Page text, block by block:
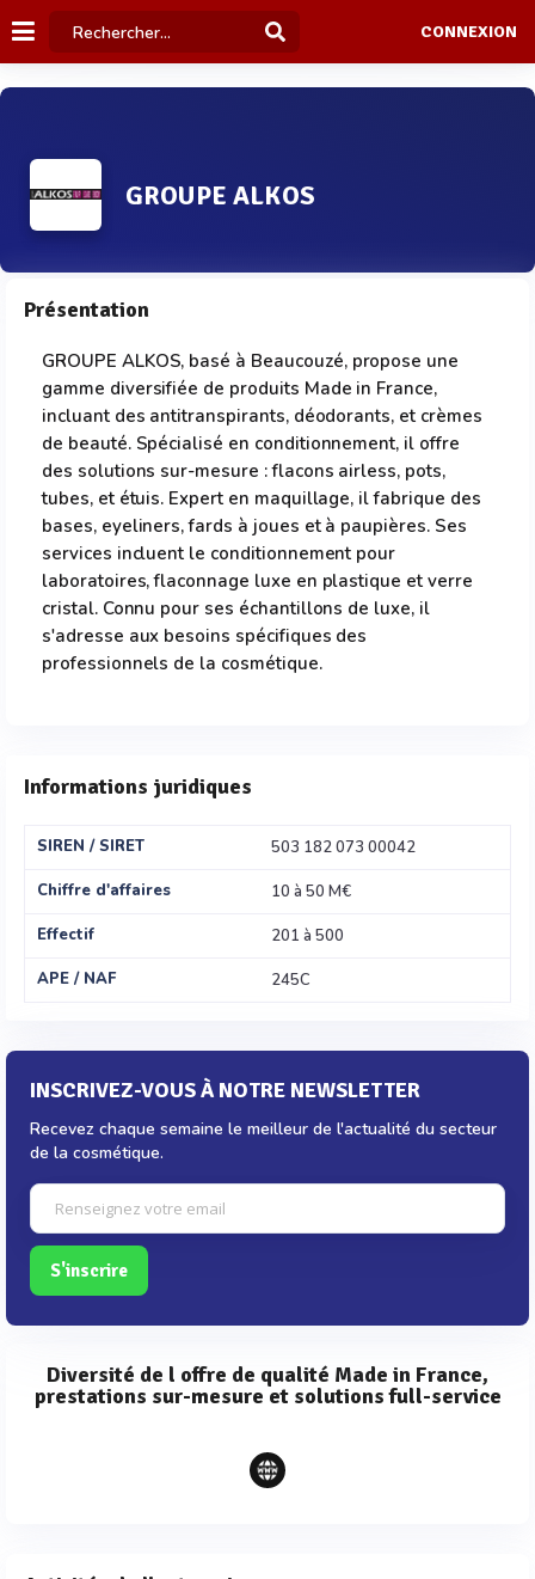
CONNEXION
GROUPE ALKOS
Présentation
GROUPE ALKOS, basé à Beaucouzé, propose une
gamme diversifiée de produits Made in France,
incluant des antitranspirants, déodorants, et crèmes
de beauté. Spécialisé en conditionnement, il offre
des solutions sur-mesure : flacons airless, pots,
tubes, et étuis. Expert en maquillage, il fabrique des
bases, eyeliners, fards à joues et à paupières. Ses
services incluent le conditionnement pour
laboratoires, flaconnage luxe en plastique et verre
cristal. Connu pour ses échantillons de luxe, il
s'adresse aux besoins spécifiques des
professionnels de la cosmétique.
Informations juridiques
SIREN / SIRET
503 182 073 00042
Chiffre d'affaires
10 à 50 M€
Effectif
201 à 500
APE / NAF
245C
INSCRIVEZ-VOUS À NOTRE NEWSLETTER
Recevez chaque semaine le meilleur de l'actualité du secteur
de la cosmétique.
S'inscrire
Diversité de l offre de qualité Made in France,
prestations sur-mesure et solutions full-service